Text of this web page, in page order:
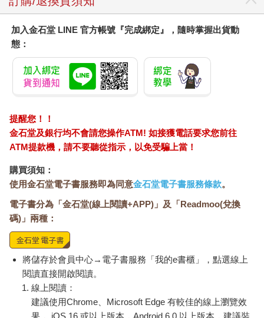
加入金石堂 LINE 官方帳號『完成綁定』，隨時掌握出貨動
態：
提醒您！！
金石堂及銀行均不會請您操作ATM! 如接獲電話要求您前往
ATM提款機，請不要聽從指示，以免受騙上當！
購買須知：
使用金石堂電子書服務即為同意金石堂電子書服務條款。
電子書分為「金石堂(線上閱讀+APP)」及「Readmoo(兌換
碼)」兩種：
將儲存於會員中心→電子書服務「我的e書櫃」，點選線上
閱讀直接開啟閱讀。
線上閱讀：
建議使用Chrome、Microsoft Edge 有較佳的線上瀏覽效